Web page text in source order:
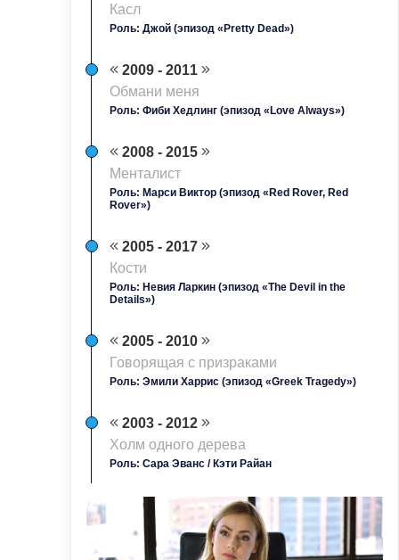
Касл
Роль: Джой (эпизод «Pretty Dead»)
2009 - 2011
Обмани меня
Роль: Фиби Хедлинг (эпизод «Love Always»)
2008 - 2015
Менталист
Роль: Марси Виктор (эпизод «Red Rover, Red
Rover»)
2005 - 2017
Кости
Роль: Невия Ларкин (эпизод «The Devil in the
Details»)
2005 - 2010
Говорящая с призраками
Роль: Эмили Харрис (эпизод «Greek Tragedy»)
2003 - 2012
Холм одного дерева
Роль: Сара Эванс / Кэти Райан